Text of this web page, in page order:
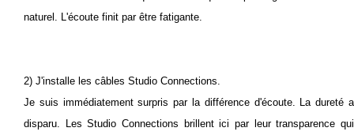
naturel. L'écoute finit par être fatigante.
2) J'installe les câbles Studio Connections.
Je suis immédiatement surpris par la différence d'écoute. La dureté a
disparu.
Les Studio Connections brillent ici par leur transparence qui